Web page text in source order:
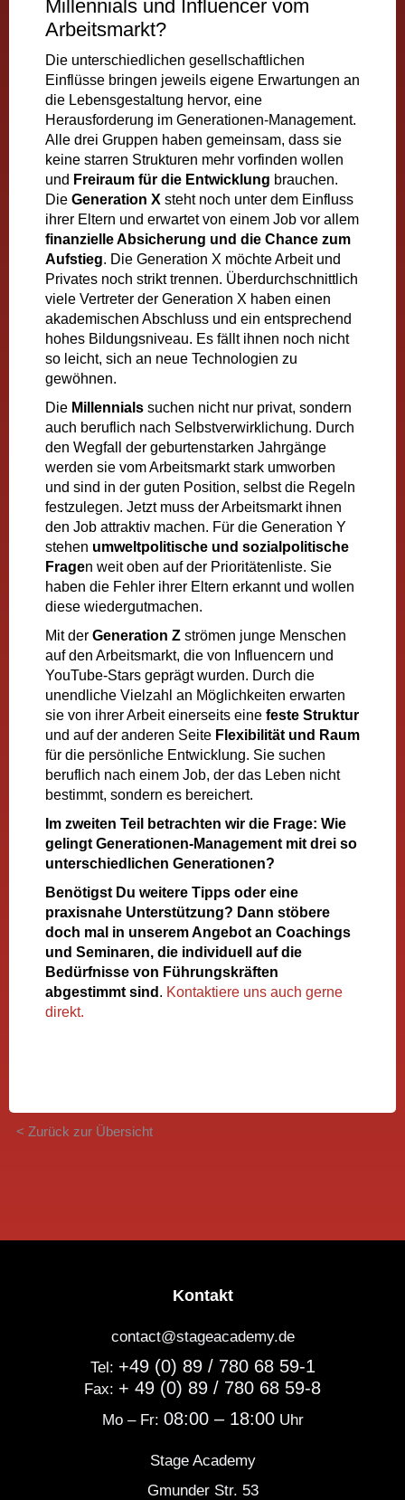
Millennials und Influencer vom
Arbeitsmarkt?
Die unterschiedlichen gesellschaftlichen
Einflüsse bringen jeweils eigene Erwartungen an
die Lebensgestaltung hervor, eine
Herausforderung im Generationen-Management.
Alle drei Gruppen haben gemeinsam, dass sie
keine starren Strukturen mehr vorfinden wollen
und Freiraum für die Entwicklung brauchen.
Die Generation X steht noch unter dem Einfluss
ihrer Eltern und erwartet von einem Job vor allem
finanzielle Absicherung und die Chance zum
Aufstieg. Die Generation X möchte Arbeit und
Privates noch strikt trennen. Überdurchschnittlich
viele Vertreter der Generation X haben einen
akademischen Abschluss und ein entsprechend
hohes Bildungsniveau. Es fällt ihnen noch nicht
so leicht, sich an neue Technologien zu
gewöhnen.
Die Millennials suchen nicht nur privat, sondern
auch beruflich nach Selbstverwirklichung. Durch
den Wegfall der geburtenstarken Jahrgänge
werden sie vom Arbeitsmarkt stark umworben
und sind in der guten Position, selbst die Regeln
festzulegen. Jetzt muss der Arbeitsmarkt ihnen
den Job attraktiv machen. Für die Generation Y
stehen umweltpolitische und sozialpolitische
Fragen weit oben auf der Prioritätenliste. Sie
haben die Fehler ihrer Eltern erkannt und wollen
diese wiedergutmachen.
Mit der Generation Z strömen junge Menschen
auf den Arbeitsmarkt, die von Influencern und
YouTube-Stars geprägt wurden. Durch die
unendliche Vielzahl an Möglichkeiten erwarten
sie von ihrer Arbeit einerseits eine feste Struktur
und auf der anderen Seite Flexibilität und Raum
für die persönliche Entwicklung. Sie suchen
beruflich nach einem Job, der das Leben nicht
bestimmt, sondern es bereichert.
Im zweiten Teil betrachten wir die Frage: Wie
gelingt Generationen-Management mit drei so
unterschiedlichen Generationen?
Benötigst Du weitere Tipps oder eine
praxisnahe Unterstützung? Dann stöbere
doch mal in unserem Angebot an Coachings
und Seminaren, die individuell auf die
Bedürfnisse von Führungskräften
abgestimmt sind . Kontaktiere uns auch gerne
direkt.
< Zurück zur Übersicht
Kontakt
contact@stageacademy.de
Tel: +49 (0) 89 / 780 68 59-1
Fax: + 49 (0) 89 / 780 68 59-8
Mo – Fr: 08:00 – 18:00Uhr
Stage Academy
Gmunder Str. 53